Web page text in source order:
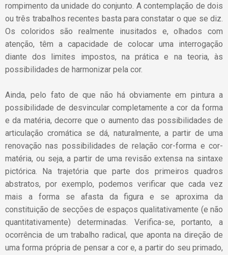
rompimento da unidade do conjunto. A contemplação de dois
ou três trabalhos recentes basta para constatar o que se diz.
Os coloridos são realmente inusitados e, olhados com
atenção, têm a capacidade de colocar uma interrogação
diante dos limites impostos, na prática e na teoria, às
possibilidades de harmonizar pela cor.
Ainda, pelo fato de que não há obviamente em pintura a
possibilidade de desvincular completamente a cor da forma
e da matéria, decorre que o aumento das possibilidades de
articulação cromática se dá, naturalmente, a partir de uma
renovação nas possibilidades de relação cor-forma e cor-
matéria, ou seja, a partir de uma revisão extensa na sintaxe
pictórica. Na trajetória que parte dos primeiros quadros
abstratos, por exemplo, podemos verificar que cada vez
mais a forma se afasta da figura e se aproxima da
constituição de secções de espaços qualitativamente (e não
quantitativamente) determinadas. Verifica-se, portanto, a
ocorrência de um trabalho radical, que aponta na direção de
uma forma própria de pensar a cor e, a partir do seu primado,